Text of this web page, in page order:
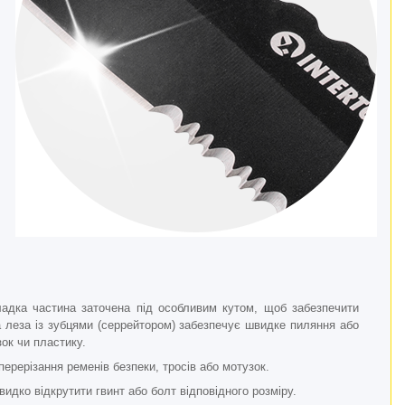
частина заточена під особливим кутом, щоб забезпечити
леза із зубцями (серрейтором) забезпечує швидке пиляння або
чи пластику.
ременів безпеки, тросів або мотузок.
відкрутити гвинт або болт відповідного розміру.